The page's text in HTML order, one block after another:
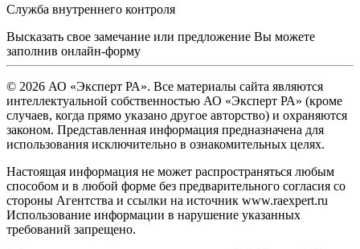
Служба внутреннего контроля
Высказать свое замечание или предложение Вы можете
заполнив онлайн-форму
© 2026 АО «Эксперт РА». Все материалы сайта являются
интеллектуальной собственностью АО «Эксперт РА» (кроме
случаев, когда прямо указано другое авторство) и охраняются
законом. Представленная информация предназначена для
использования исключительно в ознакомительных целях.
Настоящая информация не может распространяться любым
способом и в любой форме без предварительного согласия со
стороны Агентства и ссылки на источник www.raexpert.ru
Использование информации в нарушение указанных
требований запрещено.